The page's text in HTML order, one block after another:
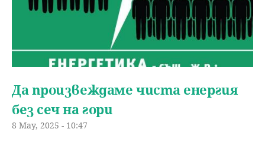
Да произвеждаме чиста енергия
без сеч на гори
8 May, 2025 - 10:47